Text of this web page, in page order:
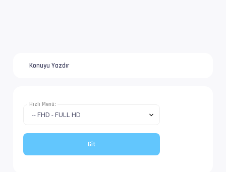
İz Adı            : Orijinal |
Altyazı #4        : UTF-8
İz Adı            : Türkçe (Forced)
Konuyu Yazdır
Hızlı Menü: